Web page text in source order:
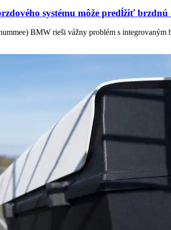
systému môže predĺžiť brzdnú
BMW rieši vážny problém s